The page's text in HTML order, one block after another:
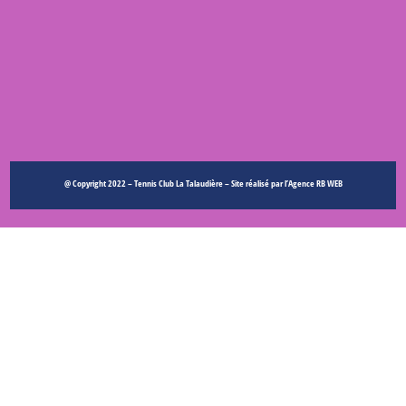
@ Copyright 2022 – Tennis Club La Talaudière – Site réalisé par l’AgenceRB WEB